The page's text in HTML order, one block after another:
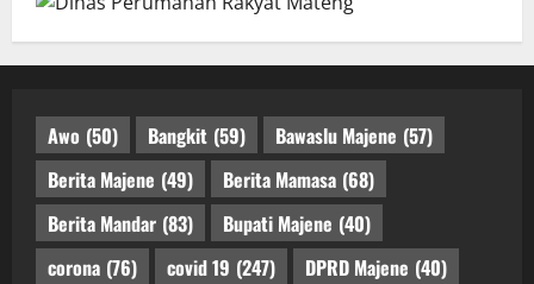
Awo (50) Bangkit (59) Bawaslu Majene (57)
Berita Majene (49) Berita Mamasa (68)
Berita Mandar (83) Bupati Majene (40)
corona (76) covid 19 (247) DPRD Majene (40)